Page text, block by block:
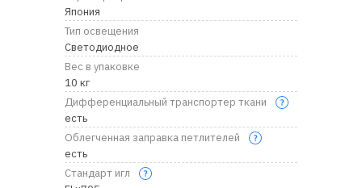
Япония
Тип освещения
Светодиодное
Вес в упаковке
10 кг
Дифференциальный транспортер ткани
есть
Облегченная заправка петлителей
есть
Стандарт игл